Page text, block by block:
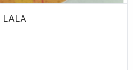
LALA